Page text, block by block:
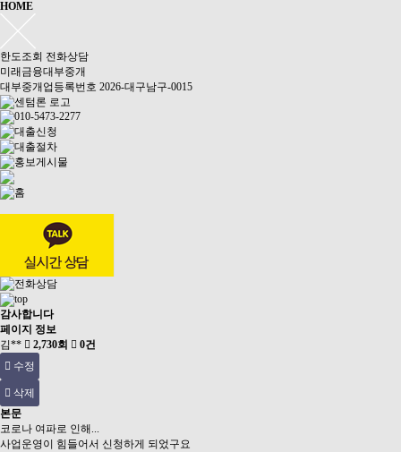
HOME
한도조회 전화상담
미래금융대부중개
대부중개업등록번호 2026-대구남구-0015
감사합니다
페이지 정보
김**
2,730회
0건
수정
삭제
본문
코로나 여파로 인해...
사업운영이 힘들어서 신청하게 되었구요